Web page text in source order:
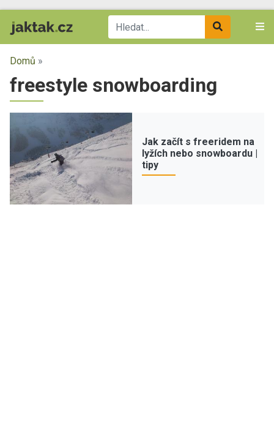
Domů »
freestyle snowboarding
Jak začít s freeridem na
lyžích nebo snowboardu |
tipy